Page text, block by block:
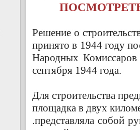
Решение о
принято в 1944 году
Народных
сентября 1944 года.
Для строительства
площадка в двух
.представляла собой